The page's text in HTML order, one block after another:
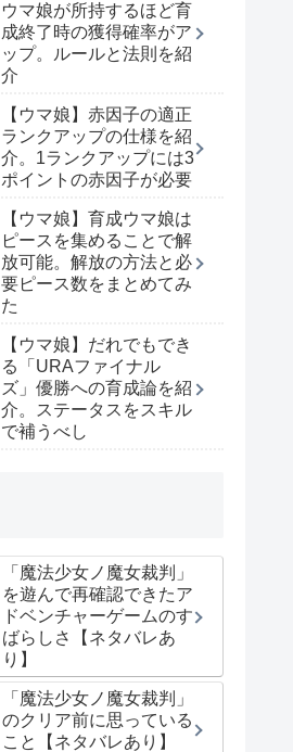
ウマ娘が所持するほど育
成終了時の獲得確率がア
ップ。ルールと法則を紹
介
【ウマ娘】赤因子の適正
ランクアップの仕様を紹
介。1ランクアップには3
ポイントの赤因子が必要
【ウマ娘】育成ウマ娘は
ピースを集めることで解
放可能。解放の方法と必
要ピース数をまとめてみ
た
【ウマ娘】だれでもでき
る「URAファイナル
ズ」優勝への育成論を紹
介。ステータスをスキル
で補うべし
「魔法少女ノ魔女裁判」
を遊んで再確認できたア
ドベンチャーゲームのす
ばらしさ【ネタバレあ
り】
「魔法少女ノ魔女裁判」
のクリア前に思っている
こと【ネタバレあり】